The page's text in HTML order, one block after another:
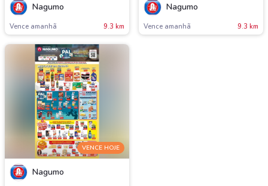
Nagumo
Vence amanh 9.3 km
Nagumo
Vence amanh 9.3 km
VENCE HOJE
Nagumo